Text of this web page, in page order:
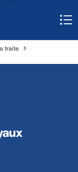
traite